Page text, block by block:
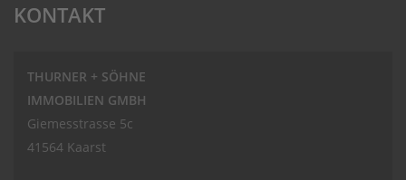
KONTAKT
THURNER + SÖHNE
IMMOBILIEN GMBH
Giemesstrasse 5c
41564 Kaarst